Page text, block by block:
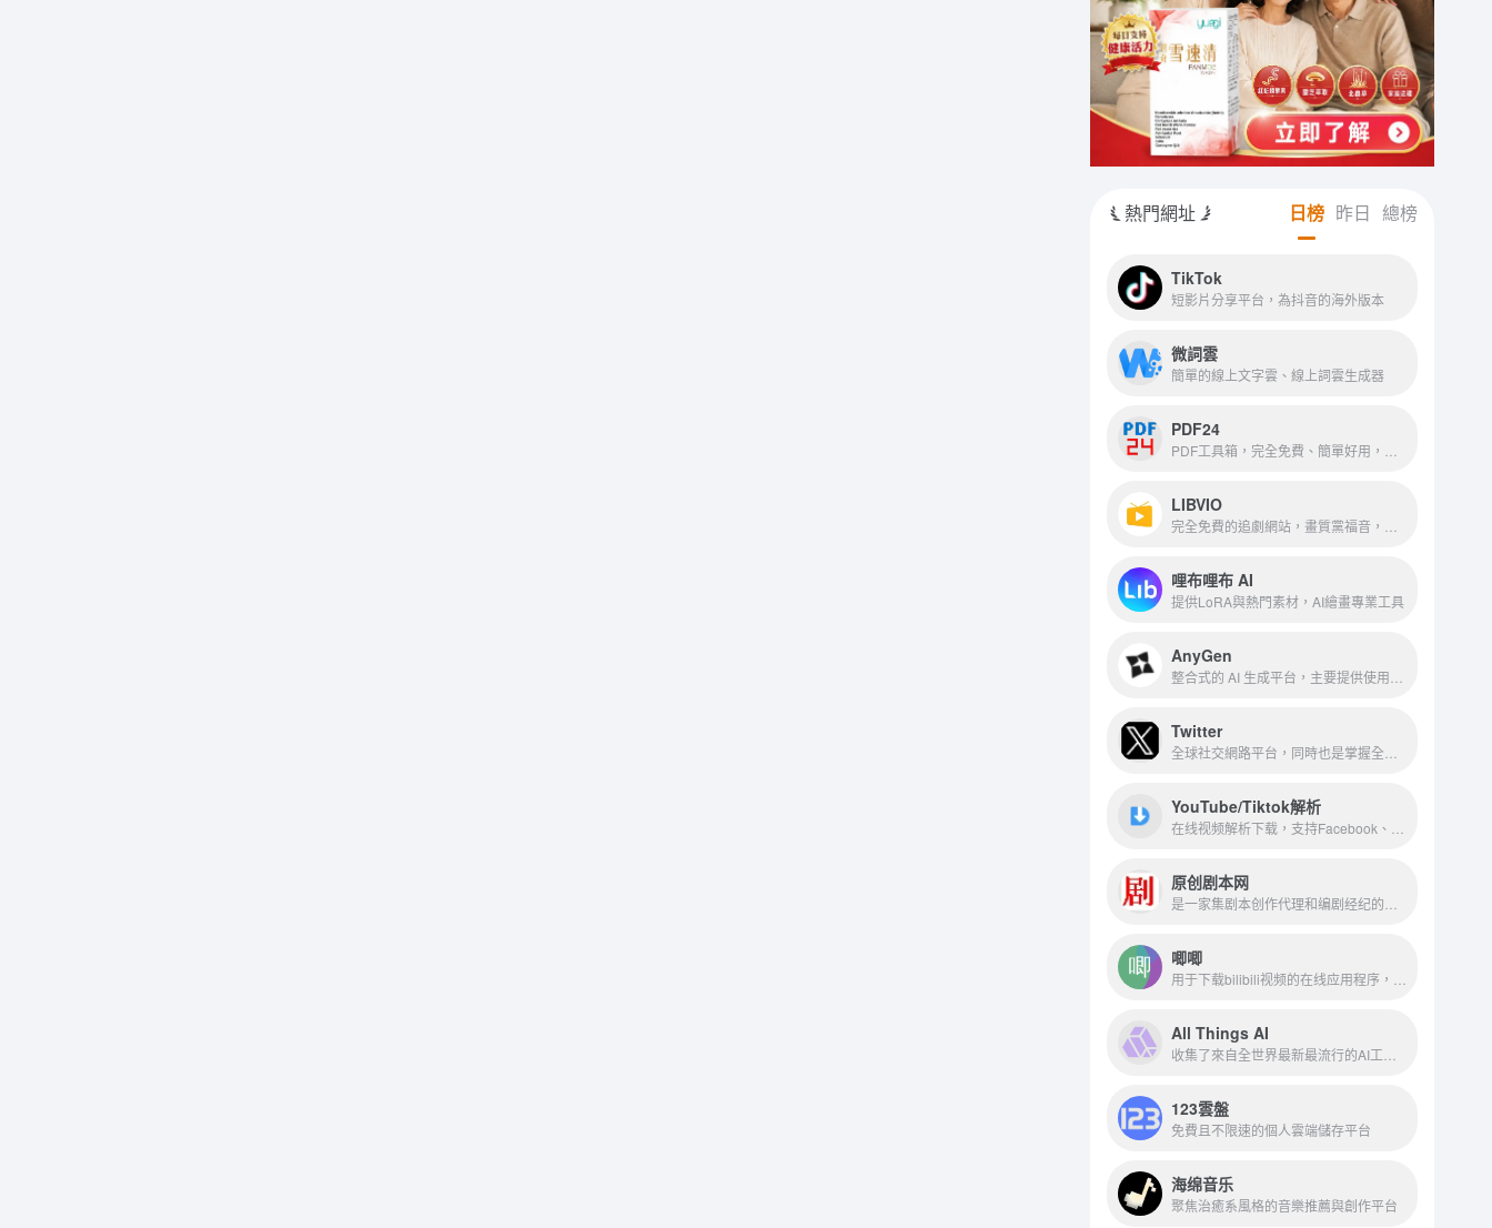
熱門網址 日榜 昨日 總榜
TikTok
短影片分享平台，為抖音的海外版本
微詞雲
簡單的線上文字雲、線上詞雲生成器
PDF24
LIBVIO
哩布哩布 AI
提供LoRA與熱門素材，AI繪畫專業工具
AnyGen
Twitter
YouTube/Tiktok解析
原创剧本网
唧唧
All Things AI
123雲盤
免費且不限速的個人雲端儲存平台
海绵音乐
聚焦治癒系風格的音樂推薦與創作平台